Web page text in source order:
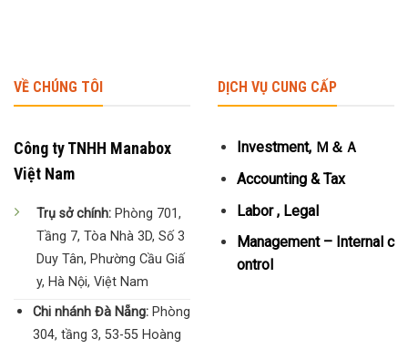
VỀ CHÚNG TÔI
Công ty TNHH Manabox
Việt Nam
Trụ sở chính: Phòng 701,
Tầng 7, Tòa Nhà 3D, Số 3
Duy Tân, Phường Cầu Giấ
y, Hà Nội, Việt Nam
Chi nhánh Đà Nẵng:Phòng
304, tầng 3, 53-55 Hoàng
DỊCH VỤ CUNG CẤP
Investment, Ｍ＆Ａ
Accounting & Tax
Labor , Legal
Management – Internal c
ontrol